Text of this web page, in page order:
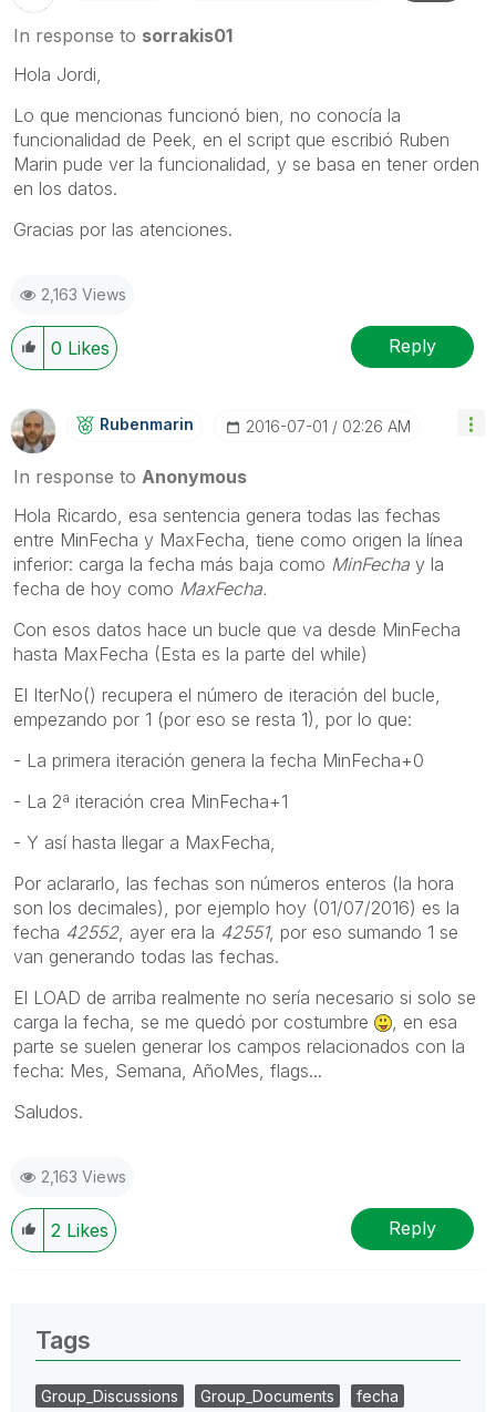
In response to sorrakis01
Hola Jordi,
Lo que mencionas funcionó bien, no conocía la
funcionalidad de Peek, en el script que escribió Ruben
Marin pude ver la funcionalidad, y se basa en tener orden
en los datos.
Gracias por las atenciones.
2,163 Views
0 Likes Reply
Rubenmarin ‎2016-07-01 02:26 AM
In response to Anonymous
Hola Ricardo, esa sentencia genera todas las fechas
entre MinFecha y MaxFecha, tiene como origen la línea
inferior: carga la fecha más baja como MinFecha y la
fecha de hoy como MaxFecha.
Con esos datos hace un bucle que va desde MinFecha
hasta MaxFecha (Esta es la parte del while)
El IterNo() recupera el número de iteración del bucle,
empezando por 1 (por eso se resta 1), por lo que:
- La primera iteración genera la fecha MinFecha+0
- La 2ª iteración crea MinFecha+1
- Y así hasta llegar a MaxFecha,
Por aclararlo, las fechas son números enteros (la hora
son los decimales), por ejemplo hoy (01/07/2016) es la
fecha 42552, ayer era la 42551, por eso sumando 1 se
van generando todas las fechas.
El LOAD de arriba realmente no sería necesario si solo se
carga la fecha, se me quedó por costumbre
, en esa
parte se suelen generar los campos relacionados con la
fecha: Mes, Semana, AñoMes, flags...
Saludos.
2,163 Views
2 Likes Reply
Tags
Group_Discussions Group_Documents
fecha